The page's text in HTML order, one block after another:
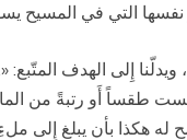
نفسها التي في المسيح
إِلى الهدف
طقساً أَو رتبةً من
له هكذا بأن يبلغ إِلى